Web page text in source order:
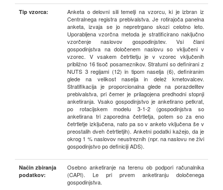
Tip vzorca:
Anketa o delovni sili temelji na vzorcu, ki je izbran iz
Centralnega registra prebivalstva. Je rotirajoča panelna
anketa, izvaja se jo nepretrgano skozi celotno leto.
Uporabljena vzorčna metoda je stratificirano naključno
vzorčenje naslovov gospodinjstev. Vsi člani
gospodinjstva na določenem naslovu so vključeni v
vzorec. V vsakem četrtletju je v vzorec vključenih
približno 16 tisoč posameznikov. Stratumi so definirani z
NUTS 3 regijami (12) in tipom naselja (6), definiranim
glede na velikost naselja in delež kmetovalcev.
Stratifikacija je proporcionalna glede na porazdelitev
prebivalstva, pri čemer je prilagojena predhodni stopnji
anketiranja. Vsako gospodinjstvo je anketirano petkrat,
po rotacijskem modelu 3-1-2 (gospodinjstva so
anketirana tri zaporedna četrtletja, potem so za eno
četrtletje izključena, nato pa so v anketo vključena še v
preostalih dveh četrtletjih). Anketni podatki kažejo, da je
okrog 1 % naslovov neustreznih (npr. na naslovu ne živi
gospodinjstvo po definiciji ADS).
Način zbiranja
podatkov:
Osebno anketiranje na terenu ob podpori računalnika
(CAPI). Le pri prvem anketiranju določenega
gospodinjstva.